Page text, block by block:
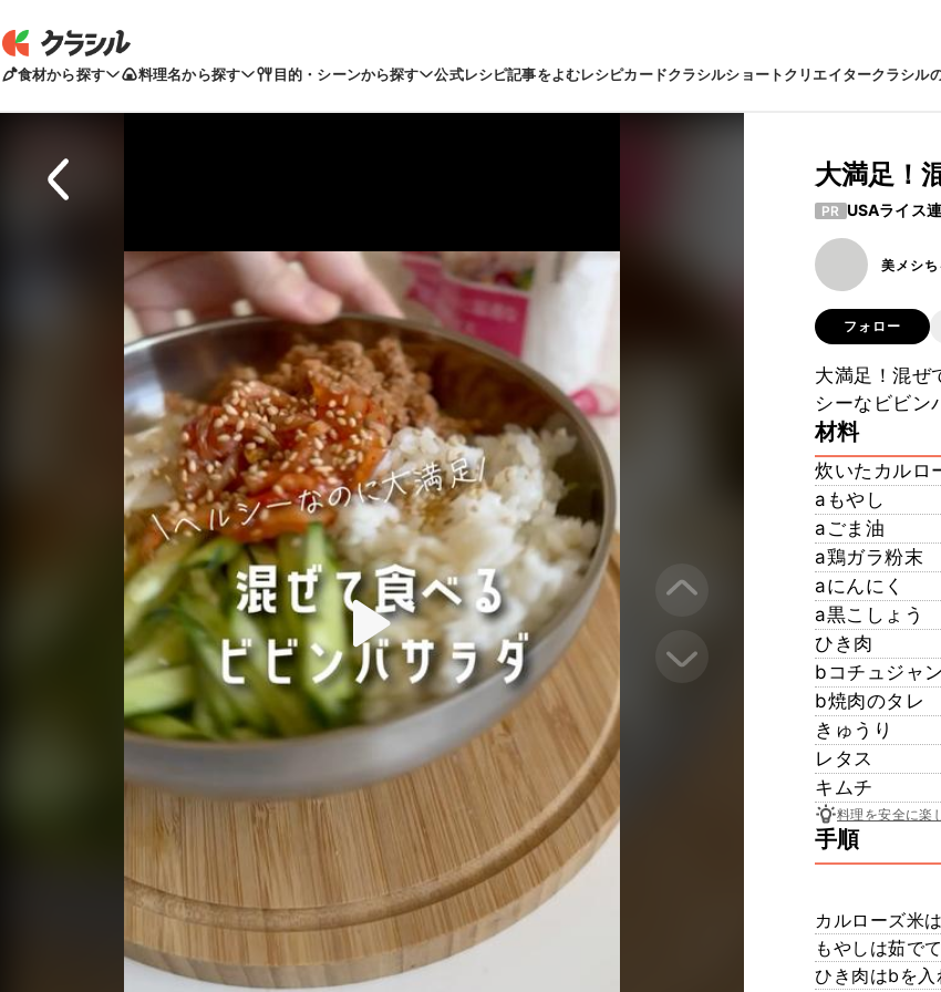
食材から探す 料理名から探す 目的・シーンから探す 公式レシピ記事をよむレシピカードクラシルショートクリエイタークラシル
大満足！
PR USAライス
美メシち
フォロー
大満足！混
シーなビビン
材料
炊いたカルロ
aもやし
aごま油
a鶏ガラ粉末
aにんにく
a黒こしょう
ひき肉
bコチュジャン
b焼肉のタレ
きゅうり
レタス
キムチ
料理を安全に楽
手順
カルローズ米
もやしは茹で
ひき肉はbを入